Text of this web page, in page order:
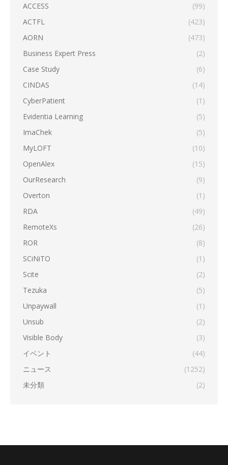
ACCESS
(99)
ACTFL
(423)
AORN
(473)
Business Expert Press
(2)
Case Study
(6)
CINDAS
(14)
CyberPatient
(1)
Evidentia Learning
(5)
ImaChek
(5)
MyLOFT
(10)
OpenAlex
(15)
OurResearch
(9)
Overton
(1)
RDA
(49)
RemoteXs
(26)
ROR
(8)
SCiNiTO
(1)
Scite
(2)
Tezuka
(5)
Unpaywall
(1)
Unsub
(2)
Visible Body
(3)
イベント
(44)
ニュース
(1252)
未分類
(2)